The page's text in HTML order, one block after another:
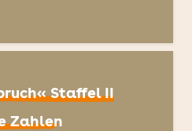
Staffel II
Zahlen